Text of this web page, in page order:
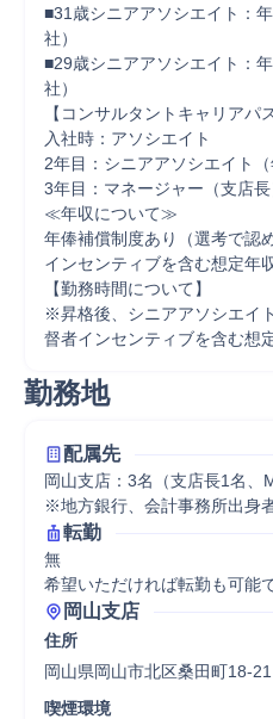
■31歳シニアアソシエイト：
社）
■29歳シニアアソシエイト：
社）
【コンサルタントキャリアパ
入社時：アソシエイト
2年目：シニアアソシエイト（
3年目：マネージャー（支店長
≪年収について≫
年俸補償制度あり（選考で認
インセンティブを含む想定年
【勤務時間について】
※昇格後、シニアアソシエイ
督者インセンティブを含む想
勤務地
配属先
岡山支店：3名（支店長1名、
※地方銀行、会計事務所出身
転勤
無
希望いただければ転勤も可能で
岡山支店
住所
岡山県岡山市北区桑田町18-
喫煙環境